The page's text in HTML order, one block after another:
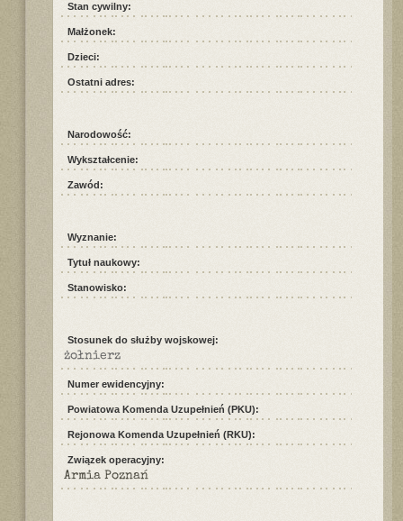
Stan cywilny:
Małżonek:
Dzieci:
Ostatni adres:
Narodowość:
Wykształcenie:
Zawód:
Wyznanie:
Tytuł naukowy:
Stanowisko:
Stosunek do służby wojskowej:
żołnierz
Numer ewidencyjny:
Powiatowa Komenda Uzupełnień (PKU):
Rejonowa Komenda Uzupełnień (RKU):
Związek operacyjny:
Armia Poznań